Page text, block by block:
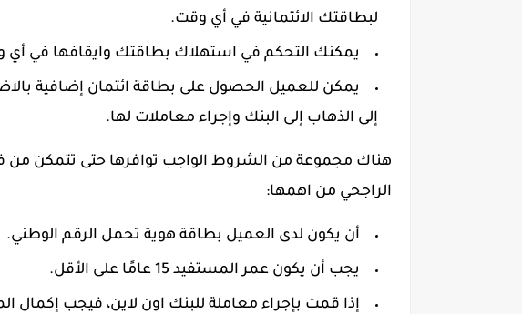
لبطاقتك الائتمانية في أي وقت.
يمكنك التحكم في استهلاك بطاقتك وايقافها في أي
يمكن للعميل الحصول على بطاقة ائتمان إضافية
إلى الذهاب إلى البنك وإجراء معاملات لها.
هناك مجموعة من الشروط الواجب توافرها حتى تتمكن
الراجحي من اهمها:
أن يكون لدى العميل بطاقة هوية تحمل الرقم الوطني.
يجب أن يكون عمر المستفيد 15 عامًا على الأقل.
إذا قمت بإجراء معاملة للبنك اون لاين، فيجب إكمال